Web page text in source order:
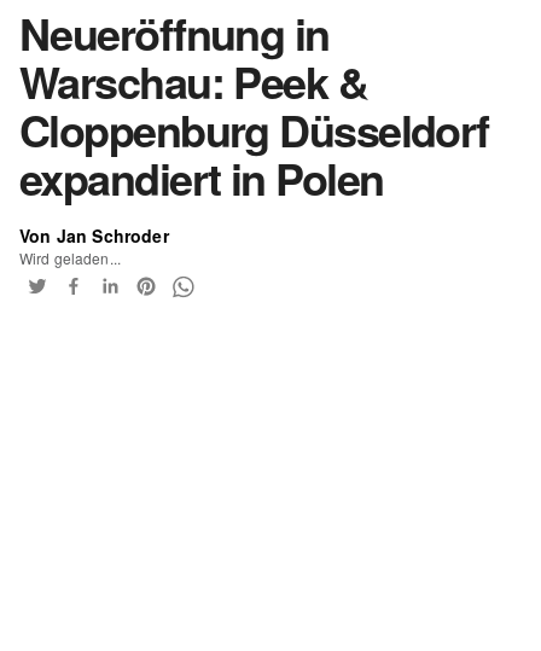
Neueröffnung in
Warschau: Peek &
Cloppenburg Düsseldorf
expandiert in Polen
Von Jan Schroder
Wird geladen...